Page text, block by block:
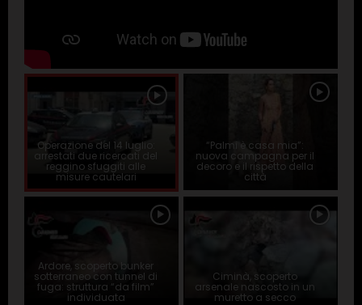
Operazione del 14 luglio:
arrestati due ricercati del
reggino sfuggiti alle
misure cautelari
“Palmi è casa mia”:
nuova campagna per il
decoro e il rispetto della
città
Ardore, scoperto bunker
sotterraneo con tunnel di
fuga: struttura “da film”
individuata
Ciminà, scoperto
arsenale nascosto in un
muretto a secco